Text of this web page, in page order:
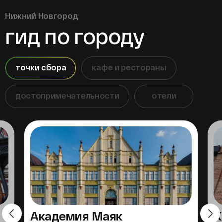
Нижний Новгород
гид по городу
точки сбора кафе и рестораны
достопримечательности отели
Академия Маяк